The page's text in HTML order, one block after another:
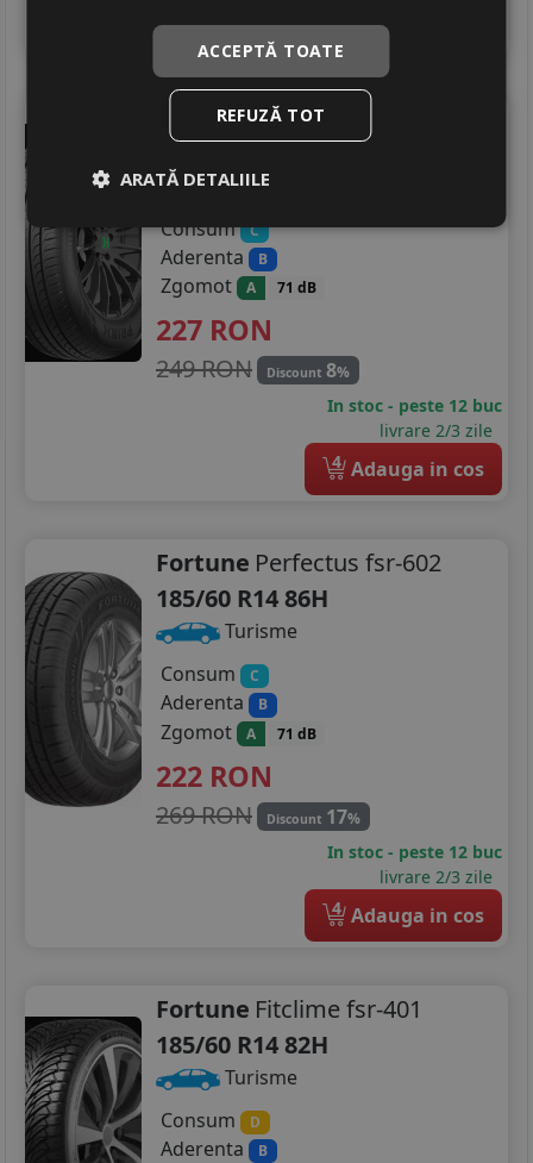
Adauga in cos
PrinxAquila pro
185/60 R14 86H
Turisme
Consum C
Aderenta B
Zgomot A 71 dB
227 RON
249 RON Discount 8%
In stoc - peste 12 buc
livrare 2/3 zile
4 Adauga in cos
Fortune Perfectus fsr-602
185/60 R14 86H
Turisme
Consum
C
Aderenta B
Zgomot A 71 dB
222 RON
269 RON Discount 17%
In stoc - peste 12 buc
livrare 2/3 zile
4 Adauga in cos
Fortune Fitclime fsr-401
185/60 R14 82H
Turisme
Consum
D
Aderenta B
ACCEPTĂ TOATE
REFUZĂ TOT
ARATĂ DETALIILE